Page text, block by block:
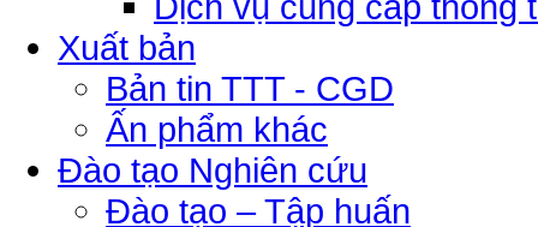
Xuất bản
Bản tin TTT - CGD
Ấn phẩm khác
Đào tạo Nghiên cứu
Đào tạo – Tập huấn